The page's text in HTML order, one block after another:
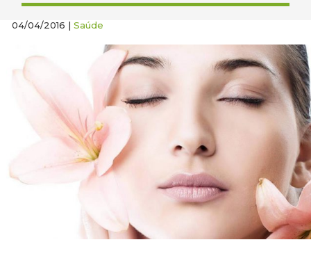
04/04/2016 |Saúde